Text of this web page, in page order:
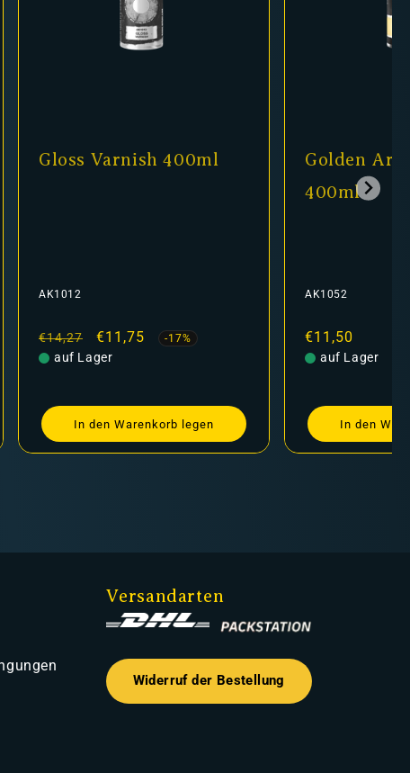
Gloss Varnish 400ml
AK1012
Normaler
Preis
€14,27 Verkaufspreis
€11,75 -17%
auf Lager
In den Warenkorb legen
Golden
400ml
AK1052
Normaler
Preis
€11,50
auf Lager
In den
Versandarten
Widerruf der Bestellung